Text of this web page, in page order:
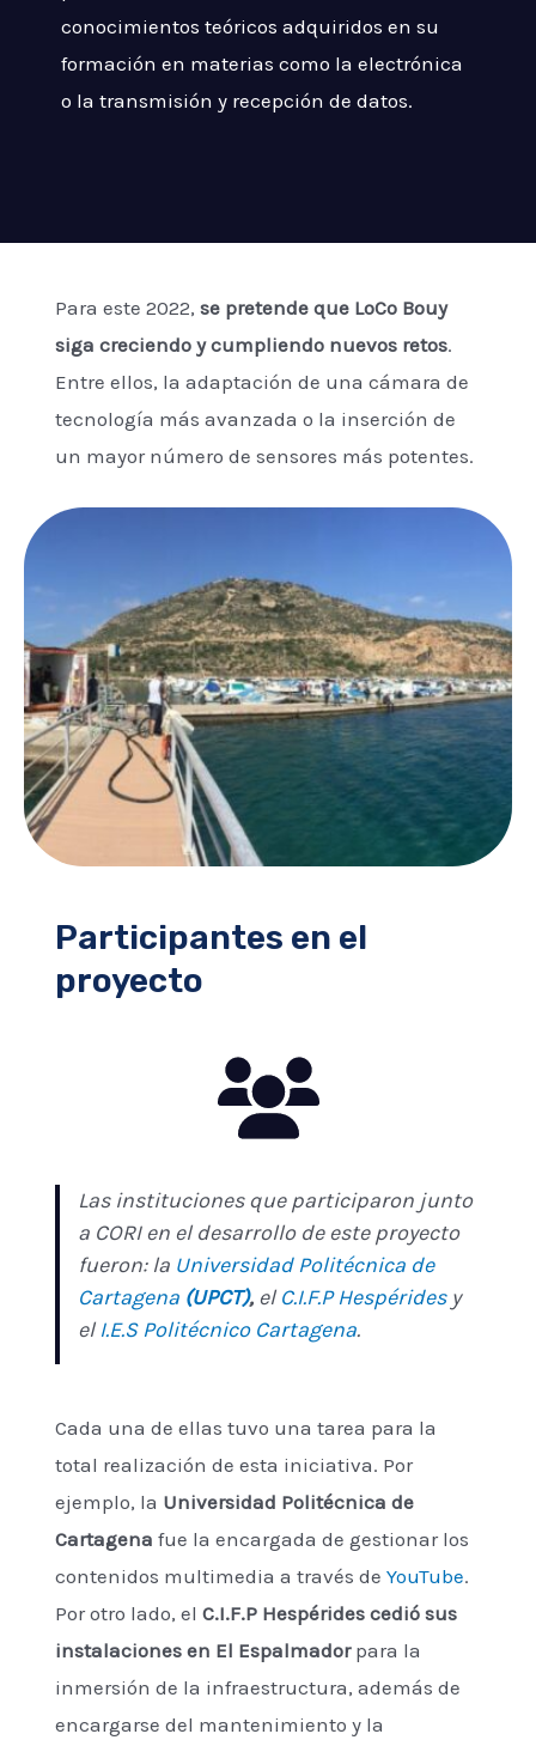
conocimientos teóricos adquiridos en su
formación en materias como la electrónica
o la transmisión y recepción de datos.
Para este 2022, se pretende que LoCo Bouy
siga creciendo y cumpliendo nuevos retos.
Entre ellos, la adaptación de una cámara de
tecnología más avanzada o la inserción de
un mayor número de sensores más potentes.
Participantes en el
proyecto
Las instituciones que participaron junto
a CORI en el desarrollo de este proyecto
fueron: la Universidad Politécnica de
Cartagena(UPCT),el C.I.F.P Hespéridesy
el I.E.S Politécnico Cartagena.
Cada una de ellas tuvo una tarea para la
total realización de esta iniciativa. Por
ejemplo, la Universidad Politécnica de
Cartagena fue la encargada de gestionar los
contenidos multimedia a través de YouTube.
Por otro lado, el C.I.F.P Hespérides cedió sus
instalaciones en El Espalmadorpara la
inmersión de la infraestructura, además de
encargarse del mantenimiento y la